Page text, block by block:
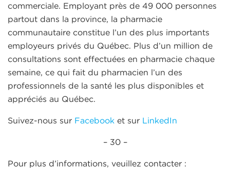
commerciale. Employant près de 49 000 personnes
partout dans la province, la pharmacie
communautaire constitue l’un des plus importants
employeurs privés du Québec. Plus d’un million de
consultations sont effectuées en pharmacie chaque
semaine, ce qui fait du pharmacien l’un des
professionnels de la santé les plus disponibles et
appréciés au Québec.
Suivez-nous sur Facebook et sur LinkedIn
– 30 –
Pour plus d’informations, veuillez contacter :